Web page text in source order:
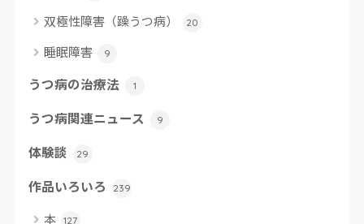
双極性障害（躁うつ病） 20
睡眠障害 9
うつ病の治療法 1
うつ病関連ニュース 9
体験談 29
作品いろいろ 239
本 127